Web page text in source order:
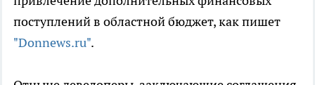
поступлений в областной бюджет, как пишет
"Donnews.ru".